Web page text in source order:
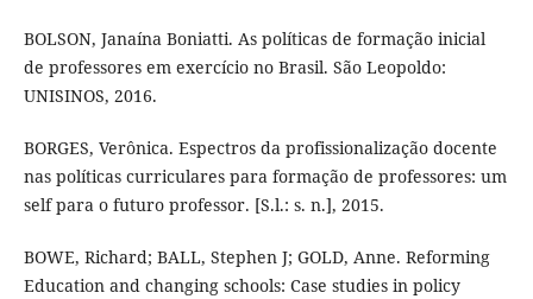
BOLSON, Janaína Boniatti. As políticas de formação inicial
de professores em exercício no Brasil. São Leopoldo:
UNISINOS, 2016.
BORGES, Verônica. Espectros da profissionalização docente
nas políticas curriculares para formação de professores: um
self para o futuro professor. [S.l.: s. n.], 2015.
BOWE, Richard; BALL, Stephen J; GOLD, Anne. Reforming
Education and changing schools: Case studies in policy